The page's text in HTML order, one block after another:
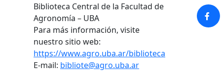
Biblioteca Central de la Facultad de
Agronomía – UBA
Para más información, visite
nuestro sitio web:
https://www.agro.uba.ar/biblioteca
E-mail: bibliote@agro.uba.ar